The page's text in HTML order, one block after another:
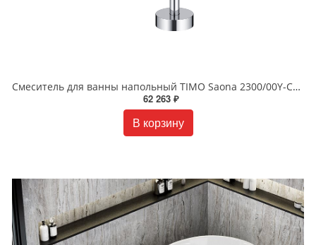
Смеситель для ванны напольный TIMO Saona 2300/00Y-CR хром
62 263 ₽
В корзину